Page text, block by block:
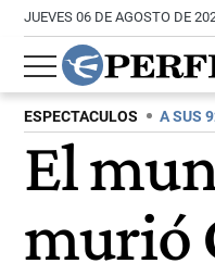
JUEVES 06 DE AGOSTO DE
ESPECTACULOS A SUS
El
murió